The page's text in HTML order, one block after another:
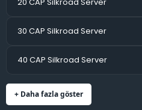
30 CAP Silkroad Server
40 CAP Silkroad Server
+ Daha fazla göster